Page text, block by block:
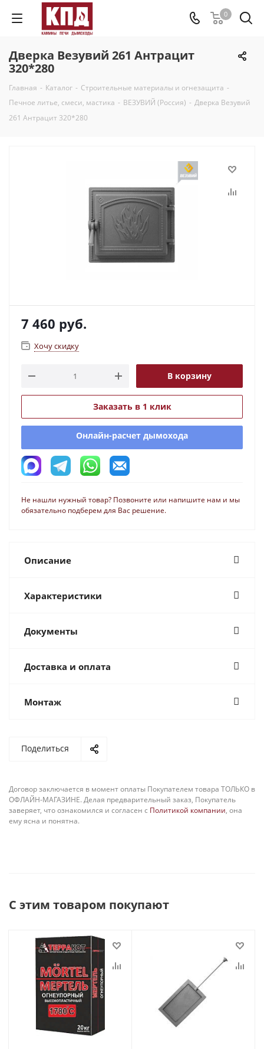
0
Дверка Везувий 261 Антрацит
320*280
Главная - Каталог - Строительные материалы и огнезащита -
Печное литье, смеси, мастика - ВЕЗУВИЙ (Россия) - Дверка Везувий
261 Антрацит 320*280
7 460 руб.
Хочу скидку
В корзину
Заказать в 1 клик
Онлайн-расчет дымохода
Не нашли нужный товар? Позвоните или напишите нам и мы
обязательно подберем для Вас решение.
Описание
Характеристики
Документы
Доставка и оплата
Монтаж
Поделиться
Договор заключается в момент оплаты Покупателем товара ТОЛЬКО в
ОФЛАЙН-МАГАЗИНЕ. Делая предварительный заказ, Покупатель
заверяет, что ознакомился и согласен с Политикой компании, она
ему ясна и понятна.
С этим товаром покупают